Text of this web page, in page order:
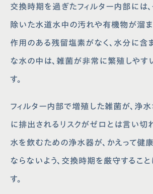
交換時期を過ぎたフィルター内部には
除いた水道水中の汚れや有機物が溜ま
作用のある残留塩素がなく、水分に含
な水の中は、雑菌が非常に繁殖しやす
す。
フィルター内部で増殖した雑菌が、浄
に排出されるリスクがゼロとは言い切
水を飲むための浄水器が、かえって健
ならないよう、交換時期を厳守するこ
す。